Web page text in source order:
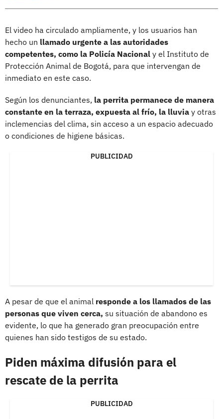
El video ha circulado ampliamente, y los usuarios han
hecho un llamado urgente a las autoridades
competentes, como la Policía Nacional y el Instituto de
Protección Animal de Bogotá, para que intervengan de
inmediato en este caso.
Según los denunciantes, la perrita permanece de manera
constante en la terraza, expuesta al frío, la lluvia y otras
inclemencias del clima, sin acceso a un espacio adecuado
o condiciones de higiene básicas.
PUBLICIDAD
A pesar de que el animal responde a los llamados de las
personas que viven cerca, su situación de abandono es
evidente, lo que ha generado gran preocupación entre
quienes han sido testigos de su estado.
Piden máxima difusión para el
rescate de la perrita
PUBLICIDAD